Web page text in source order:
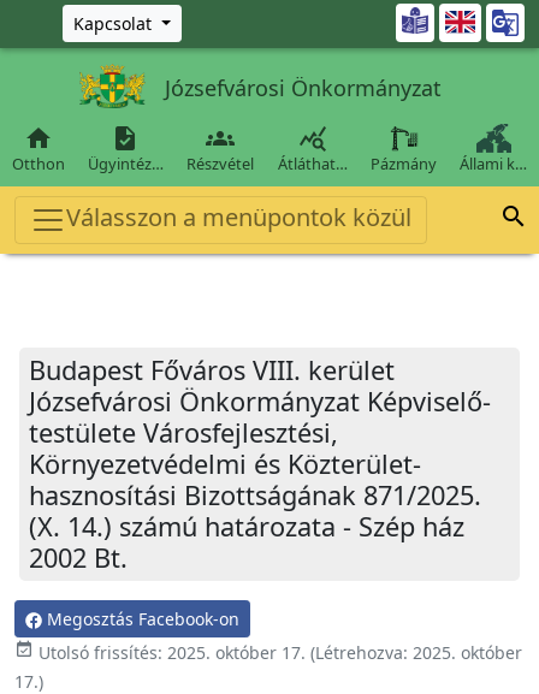
Ugrás a fő tartalomra
Kapcsolat 
Józsefvárosi Önkormányzat

Otthon

Ügyintéz…

Részvétel

Átláthat… Pázmány Állami k…
Válasszon a menüpontok közül 
Budapest Főváros VIII. kerület
Józsefvárosi Önkormányzat Képviselő-
testülete Városfejlesztési,
Környezetvédelmi és Közterület-
hasznosítási Bizottságának 871/2025.
(X. 14.) számú határozata - Szép ház
2002 Bt.
Megosztás Facebook-on
event_available Utolsó frissítés: 2025. október 17. (Létrehozva: 2025. október
17.)